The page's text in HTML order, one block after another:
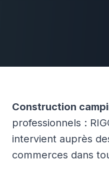
Construction
professionnels :
intervient auprès
commerces dans